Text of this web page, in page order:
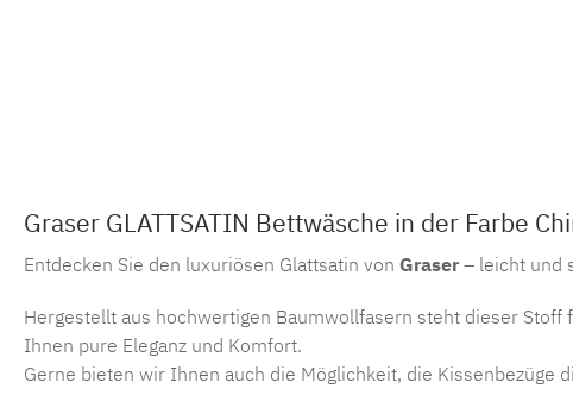
Graser GLATTSATIN Bettwäsche in der Farbe
Entdecken Sie den luxuriösen Glattsatin von Graser – leicht und
Hergestellt aus hochwertigen Baumwollfasern steht dieser
Ihnen pure Eleganz und Komfort.
Gerne bieten wir Ihnen auch die Möglichkeit, die Kissenbezüge